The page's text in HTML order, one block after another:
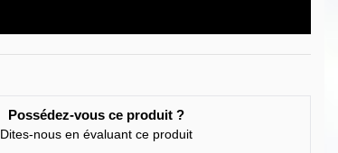
Possédez-vous ce produit ?
Dites-nous en évaluant ce produit